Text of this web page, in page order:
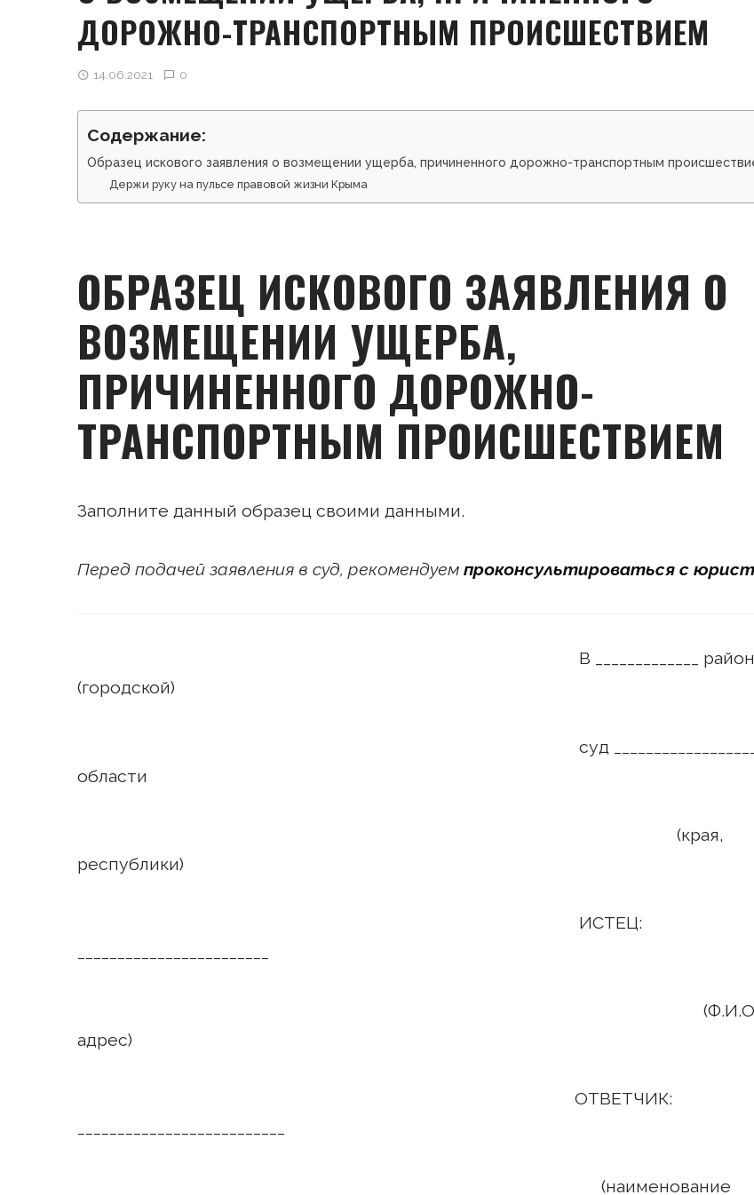
ДОРОЖНО-ТРАНСПОРТНЫМ ПРОИСШЕСТВИЕМ
14.06.2021 0
Содержание:
Образец искового заявления о возмещении ущерба, причиненного дорожно-транспортным
Держи руку на пульсе правовой жизни Крыма
ОБРАЗЕЦ ИСКОВОГО ЗАЯВЛЕНИЯ О
ВОЗМЕЩЕНИИ УЩЕРБА,
ПРИЧИНЕННОГО ДОРОЖНО-
ТРАНСПОРТНЫМ ПРОИСШЕСТВИЕМ
Заполните данный образец своими данными.
Перед подачей заявления в суд, рекомендуем проконсультироваться с
В _____________
(городской)
суд
области
(края,
республики)
ИСТЕЦ:
адрес)
ОТВЕТЧИК:
(наименование